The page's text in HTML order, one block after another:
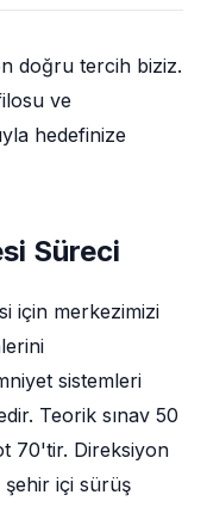
doğru tercih biziz.
ve
hedefinize
Süreci
için merkezimizi
sistemleri
Teorik sınav 50
70'tir. Direksiyon
şehir içi sürüş